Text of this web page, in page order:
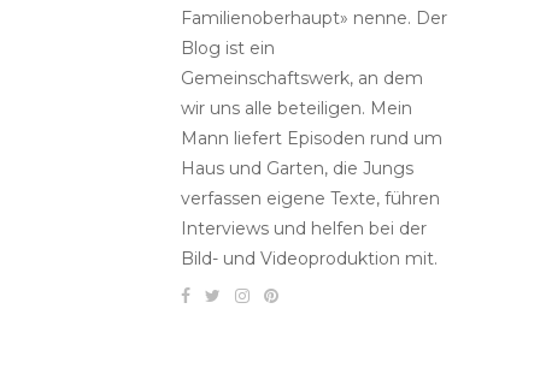
Familienoberhaupt» nenne. Der
Blog ist ein
Gemeinschaftswerk, an dem
wir uns alle beteiligen. Mein
Mann liefert Episoden rund um
Haus und Garten, die Jungs
verfassen eigene Texte, führen
Interviews und helfen bei der
Bild- und Videoproduktion mit.